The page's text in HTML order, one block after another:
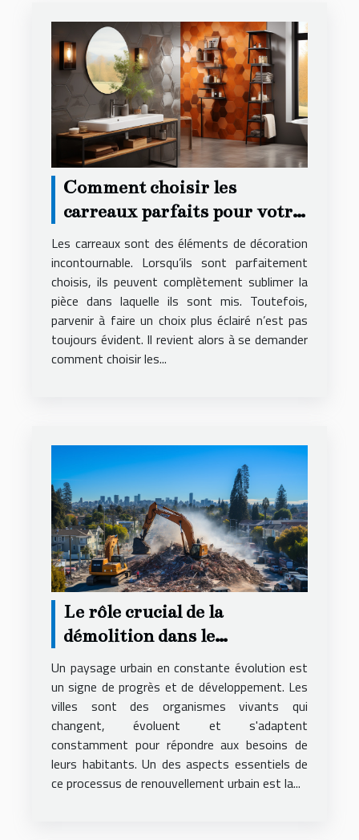
Comment choisir les
carreaux parfaits pour votre
décoration ?
Les carreaux sont des éléments de décoration
incontournable. Lorsqu’ils sont parfaitement
choisis, ils peuvent complètement sublimer la
pièce dans laquelle ils sont mis. Toutefois,
parvenir à faire un choix plus éclairé n’est pas
toujours évident. Il revient alors à se demander
comment choisir les...
Le rôle crucial de la
démolition dans le
renouvellement urbain
Un paysage urbain en constante évolution est
un signe de progrès et de développement. Les
villes sont des organismes vivants qui
changent, évoluent et s'adaptent
constamment pour répondre aux besoins de
leurs habitants. Un des aspects essentiels de
ce processus de renouvellement urbain est la...